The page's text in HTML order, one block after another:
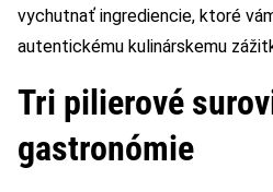
vychutnať ingrediencie, ktoré
autentickému kulinárskemu
Tri pilierové
gastronómie